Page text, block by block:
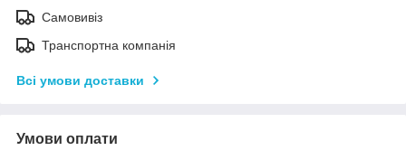
Самовивіз
Транспортна компанія
Всі умови доставки
Умови оплати